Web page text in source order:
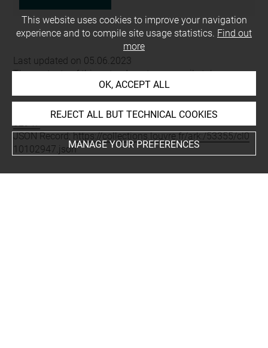
Last updated on 05.06.2023
The contents of this entry do not necessarily take
account of the latest data.
Permalink:https://collections.louvre.fr/ark:/53355/cl0101
JSON Record:https://collections.louvre.fr/ark:/53355/cl0
10102947.json
This website uses cookies to improve your navigation
experience and to compile site usage statistics. Find out
more
OK, ACCEPT ALL
REJECT ALL BUT TECHNICAL COOKIES
MANAGE YOUR PREFERENCES